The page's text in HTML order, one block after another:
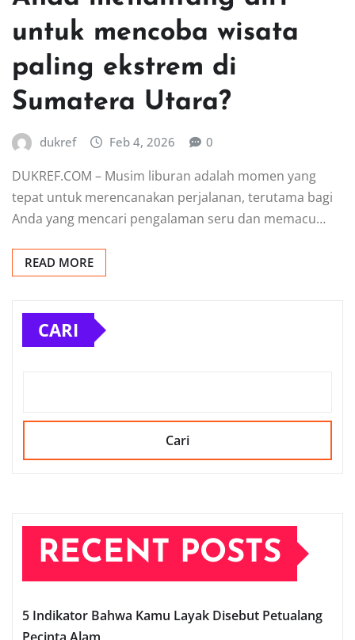
untuk mencoba wisata
paling ekstrem di
Sumatera Utara?
dukref Feb 4, 2026 0
DUKREF.COM – Musim liburan adalah momen yang
tepat untuk merencanakan perjalanan, terutama bagi
Anda yang mencari pengalaman seru dan memacu…
READ MORE
CARI
Cari
RECENT POSTS
5 Indikator Bahwa Kamu Layak Disebut Petualang